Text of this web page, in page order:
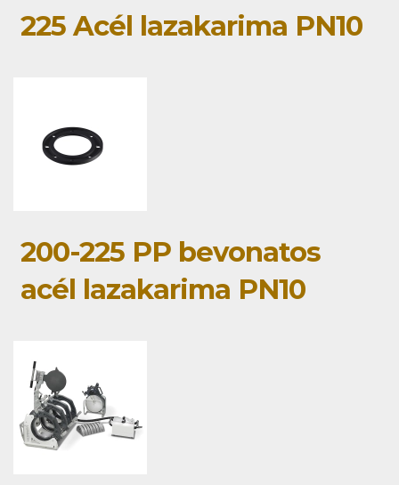
225 Acél lazakarima PN10
200-225 PP bevonatos
acél lazakarima PN10